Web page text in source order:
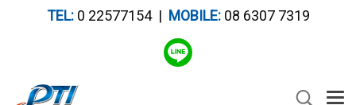
TEL:0 22577154 | MOBILE: 08 6307 7319